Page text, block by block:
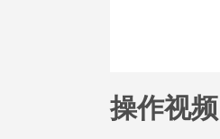
操作视频